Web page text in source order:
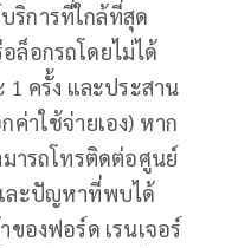
ริการที่ใกล้ที่สุด
อกรถโดยไม่ได้
1 ครั้ง และประสาน
าใช้จ่ายเอง) หาก
ารถโทรติดต่อศูนย์
ละปัญหาที่พบได้
ของฟอร์ด เรนเจอร์